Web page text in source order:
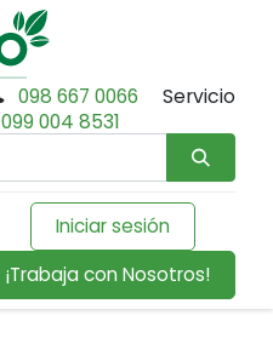
098 667 0066
Servicio
099 004 8531
Iniciar sesión
¡Trabaja con Nosotros!